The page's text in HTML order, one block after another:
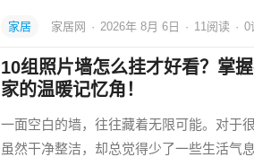
家居 家居网 · 2026年 8月 6日 · 11阅读 · 0
10组照片墙怎么挂才好看？掌
家的温暖记忆角！
一面空白的墙，往往藏着无限可能。对于
虽然干净整洁，却总觉得少了一些生活气